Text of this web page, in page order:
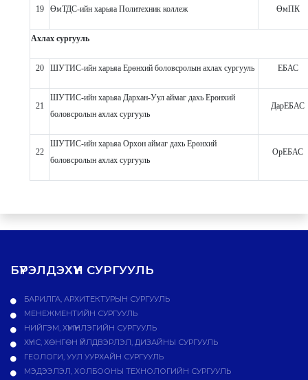
19 ӨмТДС-ийн харьяа Политехник коллеж ӨмПК
Ахлах сургууль
20 ШУТИС-ийн харьяа Ерөнхий боловсролын ахлах сургууль ЕБАС
21
ШУТИС-ийн харьяа Дархан-Уул аймаг дахь Ерөнхий
боловсролын ахлах сургууль
ДарЕБАС
22
ШУТИС-ийн харьяа Орхон аймаг дахь Ерөнхий
боловсролын ахлах сургууль
ОрЕБАС
БҮРЭЛДЭХҮҮН СУРГУУЛЬ
БАРИЛГА, АРХИТЕКТУРЫН СУРГУУЛЬ
МЕНЕЖМЕНТИЙН СУРГУУЛЬ
НИЙГЭМ, ХҮМҮҮНЛЭГИЙН СУРГУУЛЬ
ХҮНС, ХӨНГӨН ҮЙЛДВЭРЛЭЛ, ДИЗАЙНЫ СУРГУУЛЬ
ГЕОЛОГИ, УУЛ УУРХАЙН СУРГУУЛЬ
МЭДЭЭЛЭЛ, ХОЛБООНЫ ТЕХНОЛОГИЙН СУРГУУЛЬ